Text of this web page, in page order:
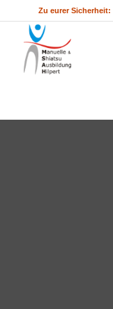
Zu eurer